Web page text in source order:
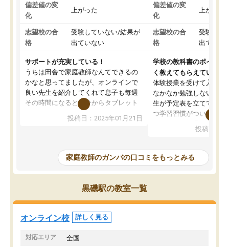
偏差値の変
化
上がった
志望校の合
格
受験していない/結果が
出ていない
サポートが充実している！
うちは田舎で家庭教師なんてできるの
かなと思ってましたが、オンラインで
良い先生を紹介してくれて息子も毎週
その時間になると自分からタブレット
を開いてzoomを繋げるようになりまし
た！5科目なんでもOKなのもとても気
めて1年ほどだった今では平均点以上の
科目が増えてきました！あと1年受験ま
であるので無料の週末教室を使用しな
がら頑張って欲しいと思います！
投稿日：2025年01月21日
偏差値の変
化
上がった
志望校の合
格
受験して
出ていな
学校の教科書のポイント
く教えてもらえている
体験授業を受けて入塾し
なかなか勉強しない息子
生が予定表を立ててくれ
つ学習習慣がついてきま
指導が無い日も予定表
問できるのでとても助か
投稿日：
家庭教師のガンバの口コミをもっとみる
黒磯駅の教室一覧
オンライン校 詳しく見る
対応エリア 全国